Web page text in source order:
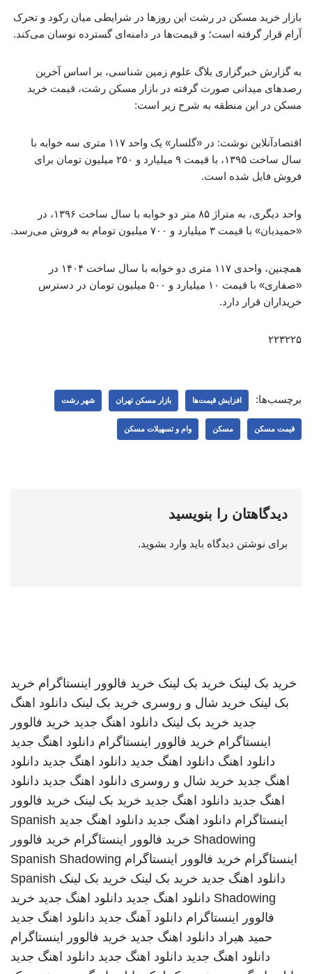
بازار خرید مسکن در رشت این روزها در شرایطی میان رکود و تحرک
آرام قرار گرفته است؛ و قیمت‌ها در دامنه‌ای گسترده نوسان می‌کند.
به گزارش خبرگزاری بلاگ علوم زمین شناسی، بر اساس آخرین
رصدهای میدانی صورت گرفته در بازار مسکن رشت، قیمت خرید
مسکن در این منطقه به شرح زیر است:
اقتصادآنلاین نوشت: در «گلسار» یک واحد ۱۱۷ متری سه خوابه با
سال ساخت ۱۳۹۵، با قیمت ۹ میلیارد و ۲۵۰ میلیون تومان برای
فروش فایل شده است.
واحد دیگری، به متراژ ۸۵ متر دو خوابه با سال ساخت ۱۳۹۶، در
«حمیدیان» با قیمت ۳ میلیارد و ۷۰۰ میلیون تومام به فروش می‌رسد.
همچنین، واحدی ۱۱۷ متری دو خوابه با سال ساخت ۱۴۰۴ در
«صفاری» با قیمت ۱۰ میلیارد و ۵۰۰ میلیون تومان در دسترس
خریداران قرار دارد.
۲۲۳۲۲۵
برچسب‌ها: افزایش قیمت‌ها بازار مسکن تهران شهر رشت
قیمت مسکن مسکن وام و تسهیلات مسکن
دیدگاهتان را بنویسید
برای نوشتن دیدگاه باید وارد بشوید.
خرید بک لینک خرید بک لینک خرید فالوور اینستاگرام خرید
بک لینک خرید شال و روسری خرید بک لینک دانلود اهنگ
جدید خرید بک لینک دانلود اهنگ جدید خرید فالوور
اینستاگرام خرید فالوور اینستاگرام دانلود اهنگ جدید
دانلود اهنگ دانلود اهنگ جدید دانلود اهنگ جدید دانلود
اهنگ جدید خرید شال و روسری دانلود اهنگ جدید دانلود
اهنگ جدید دانلود اهنگ جدید خرید بک لینک خرید فالوور
اینستاگرام دانلود اهنگ جدید دانلود اهنگ جدید Spanish
Shadowing خرید فالوور اینستاگرام خرید فالوور
اینستاگرام خرید فالوور اینستاگرام Spanish Shadowing
دانلود اهنگ جدید خرید بک لینک خرید بک لینک Spanish
Shadowing دانلود اهنگ جدید دانلود اهنگ جدید خرید
فالوور اینستاگرام دانلود آهنگ جدید دانلود اهنگ جدید
حمید هیراد دانلود اهنگ جدید خرید فالوور اینستاگرام
دانلود اهنگ جدید دانلود اهنگ جدید دانلود اهنگ جدید